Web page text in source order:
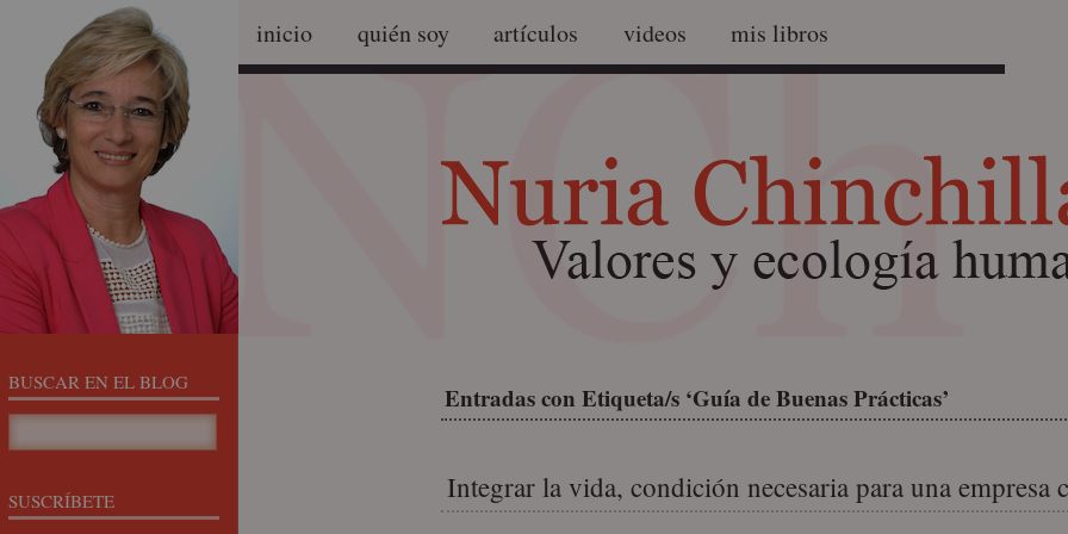
inicio quién soy artículos videos mis libros
Entradas con Etiqueta/s ‘Guía de Buenas Prácticas’
Integrar la vida, condición necesaria para una empresa
BUSCAR EN EL BLOG
SUSCRÍBETE